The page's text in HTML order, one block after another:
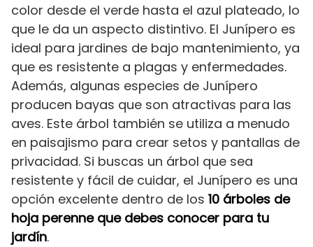
color desde el verde hasta el azul plateado, lo
que le da un aspecto distintivo. El Junípero es
ideal para jardines de bajo mantenimiento, ya
que es resistente a plagas y enfermedades.
Además, algunas especies de Junípero
producen bayas que son atractivas para las
aves. Este árbol también se utiliza a menudo
en paisajismo para crear setos y pantallas de
privacidad. Si buscas un árbol que sea
resistente y fácil de cuidar, el Junípero es una
opción excelente dentro de los 10 árboles de
hoja perenne que debes conocer para tu
jardín.